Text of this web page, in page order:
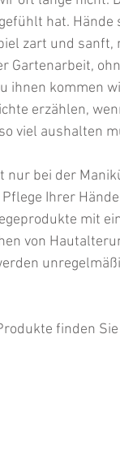
hat.
zart und
Gartenarbeit,
ihnen kommen
erzählen,
viel aushalten
nur bei der
Ihrer
mit
von
finden